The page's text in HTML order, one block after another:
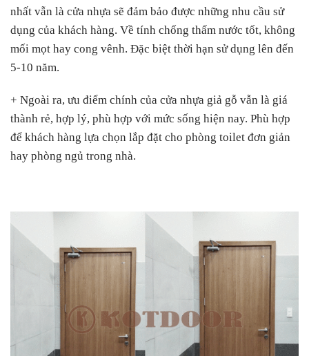
nhất vẫn là cửa nhựa sẽ đảm bảo được những nhu cầu sử
dụng của khách hàng. Về tính chống thấm nước tốt, không
mối mọt hay cong vênh. Đặc biệt thời hạn sử dụng lên đến
5-10 năm.
+ Ngoài ra, ưu điểm chính của cửa nhựa giả gỗ vẫn là giá
thành rẻ, hợp lý, phù hợp với mức sống hiện nay. Phù hợp
để khách hàng lựa chọn lắp đặt cho phòng toilet đơn giản
hay phòng ngủ trong nhà.